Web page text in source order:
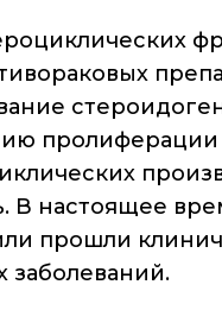
В настоящее
прошли
заболеваний.